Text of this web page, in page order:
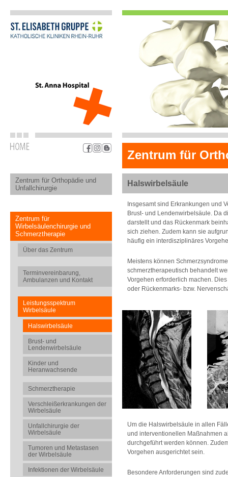
Zentrum für
Zentrum für Orthopädie und
Unfallchirurgie
Zentrum für
Wirbelsäulenchirurgie und
Schmerztherapie
Über das Zentrum
Terminvereinbarung,
Ambulanzen und Kontakt
Leistungsspektrum
Wirbelsäule
Halswirbelsäule
Brust- und
Lendenwirbelsäule
Kinder und
Heranwachsende
Schmerztherapie
Verschleißerkrankungen der
Wirbelsäule
Unfallchirurgie der
Wirbelsäule
Tumoren und Metastasen
der Wirbelsäule
Infektionen der Wirbelsäule
Halswirbelsäule
Insgesamt sind Erkrankungen und
Brust- und Lendenwirbelsäule. Da
darstellt und das Rückenmark
sich ziehen. Zudem kann sie
häufig ein interdisziplinäres
Meistens können
schmerztherapeutisch behandelt
Vorgehen erforderlich machen.
oder Rückenmarks- bzw.
Um die Halswirbelsäule in allen
und interventionellen Maßnahmen
durchgeführt werden können.
Vorgehen ausgerichtet sein.
Besondere Anforderungen sind